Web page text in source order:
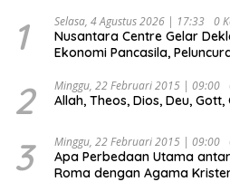
1 Selasa, 4 Agustus 2026 | 17:33 0
Nusantara Centre Gelar
Ekonomi Pancasila,
Ekonomi Politik Indonesia) &
“Urgensi Undang-Undang
Indonesia Emas 2045”,
2 Minggu, 22 Februari 2015 | 09:00
Allah, Theos, Dios, Deu, Gott,
3 Minggu, 22 Februari 2015 | 09:00
Apa Perbedaan Utama
Roma dengan Agama